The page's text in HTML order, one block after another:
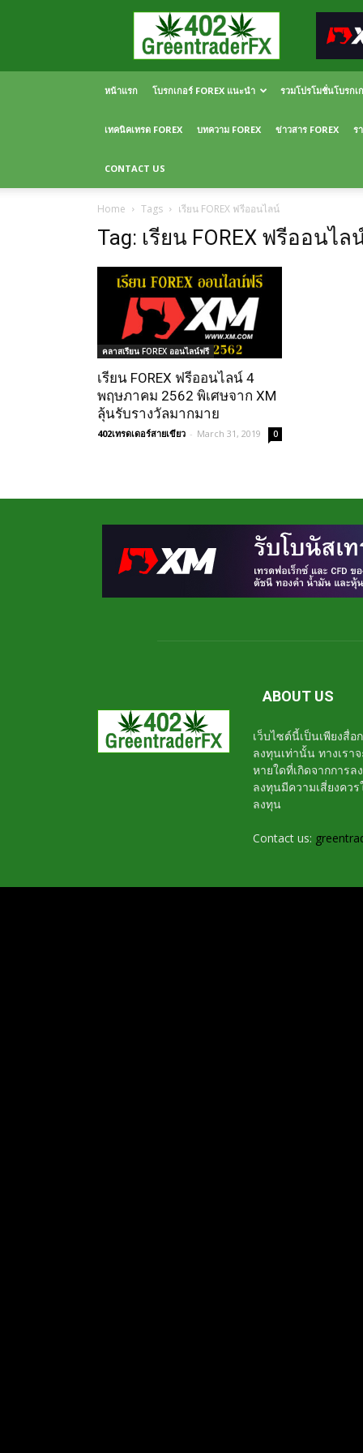
Greentraderfx
ความ
FOREX
เปิด
หน้าแรก โบรกเกอร์ FOREX แนะนำ รวมโปรโมชั่นโบรกเ
เทคนิคเทรด FOREX บทความ FOREX ข่าวสาร FOREX ร
CONTACT US
Home Tags เรียน FOREX ฟรีออนไลน์
Tag: เรียน FOREX ฟรีออนไล
คลาสเรียน FOREX ออนไลน์ฟรี
เรียน FOREX ฟรีออนไลน์ 4
พฤษภาคม 2562 พิเศษจาก XM
ลุ้นรับรางวัลมากมาย
402เทรดเดอร์สายเขียว - March 31, 2019 0
ABOUT US
เว็บไซต์นี้เป็นเพียงสื่
ลงทุนเท่านั้น ทางเรา
หายใดที่เกิดจากการ
ลงทุนมีความเสี่ยงค
ลงทุน
Contact us: